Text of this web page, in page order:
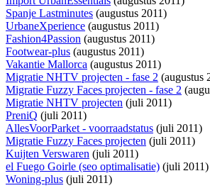
Spanje Lastminutes (augustus 2011)
UrbaneXperience (augustus 2011)
Fashion4Passion (augustus 2011)
Footwear-plus (augustus 2011)
Vakantie Mallorca (augustus 2011)
Migratie NHTV projecten - fase 2 (augustus
Migratie Fuzzy Faces projecten - fase 2
Migratie NHTV projecten (juli 2011)
PreniQ (juli 2011)
AllesVoorParket - voorraadstatus (juli 2011)
Migratie Fuzzy Faces projecten (juli 2011)
Kuijten Verswaren (juli 2011)
el Fuego Goirle (seo optimalisatie) (juli 2011)
Woning-plus (juli 2011)